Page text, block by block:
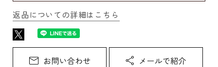
返品についての詳細はこちら